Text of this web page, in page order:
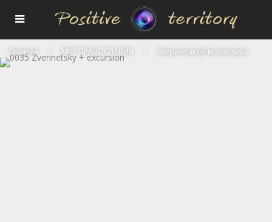
Главная МИР ПРАВОСЛАВИЯ Зверинецкий монастырь